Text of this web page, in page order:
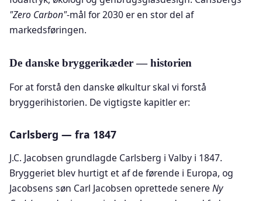
"Zero Carbon"-mål for 2030 er en stor del af
markedsføringen.
De danske bryggerikæder — historien
For at forstå den danske ølkultur skal vi forstå
bryggerihistorien. De vigtigste kapitler er:
Carlsberg — fra 1847
J.C. Jacobsen grundlagde Carlsberg i Valby i 1847.
Bryggeriet blev hurtigt et af de førende i Europa, og
Jacobsens søn Carl Jacobsen oprettede senere Ny